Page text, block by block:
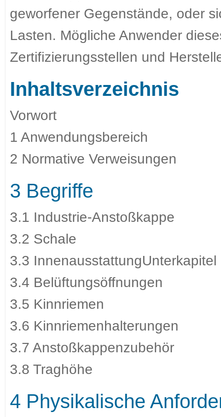
geworfener Gegenstände, oder
Lasten. Mögliche Anwender
Zertifizierungsstellen und
Inhaltsverzeichnis
Vorwort
1 Anwendungsbereich
2 Normative Verweisungen
3 Begriffe
3.1 Industrie-Anstoßkappe
3.2 Schale
3.3 InnenausstattungUnterkapitel
3.4 Belüftungsöffnungen
3.5 Kinnriemen
3.6 Kinnriemenhalterungen
3.7 Anstoßkappenzubehör
3.8 Traghöhe
4 Physikalische